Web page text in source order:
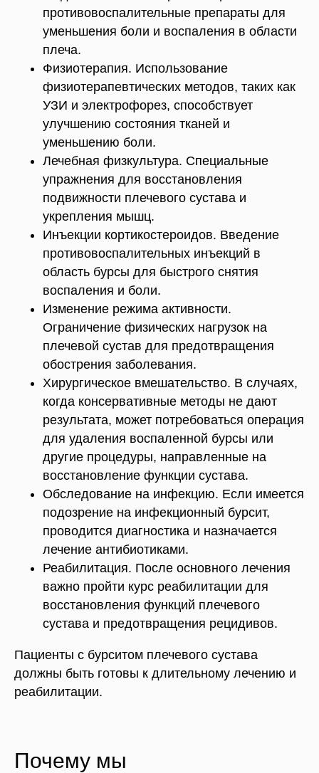
противовоспалительные препараты для
уменьшения боли и воспаления в области
плеча.
Физиотерапия. Использование
физиотерапевтических методов, таких как
УЗИ и электрофорез, способствует
улучшению состояния тканей и
уменьшению боли.
Лечебная физкультура. Специальные
упражнения для восстановления
подвижности плечевого сустава и
укрепления мышц.
Инъекции кортикостероидов. Введение
противовоспалительных инъекций в
область бурсы для быстрого снятия
воспаления и боли.
Изменение режима активности.
Ограничение физических нагрузок на
плечевой сустав для предотвращения
обострения заболевания.
Хирургическое вмешательство. В случаях,
когда консервативные методы не дают
результата, может потребоваться операция
для удаления воспаленной бурсы или
другие процедуры, направленные на
восстановление функции сустава.
Обследование на инфекцию. Если имеется
подозрение на инфекционный бурсит,
проводится диагностика и назначается
лечение антибиотиками.
Реабилитация. После основного лечения
важно пройти курс реабилитации для
восстановления функций плечевого
сустава и предотвращения рецидивов.
Пациенты с бурситом плечевого сустава
должны быть готовы к длительному лечению и
реабилитации.
Почему мы